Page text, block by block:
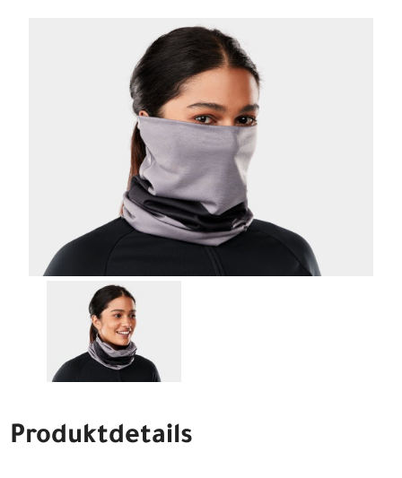
Produktdetails